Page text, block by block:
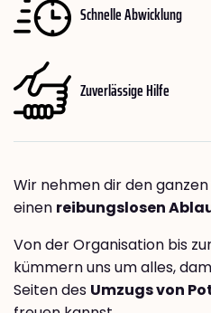
Schnelle Abwicklung
Zuverlässige Hilfe
Wir nehmen dir den
einen reibungslosen
Von der Organisation bis
kümmern uns um alles,
Seiten des Umzugs von